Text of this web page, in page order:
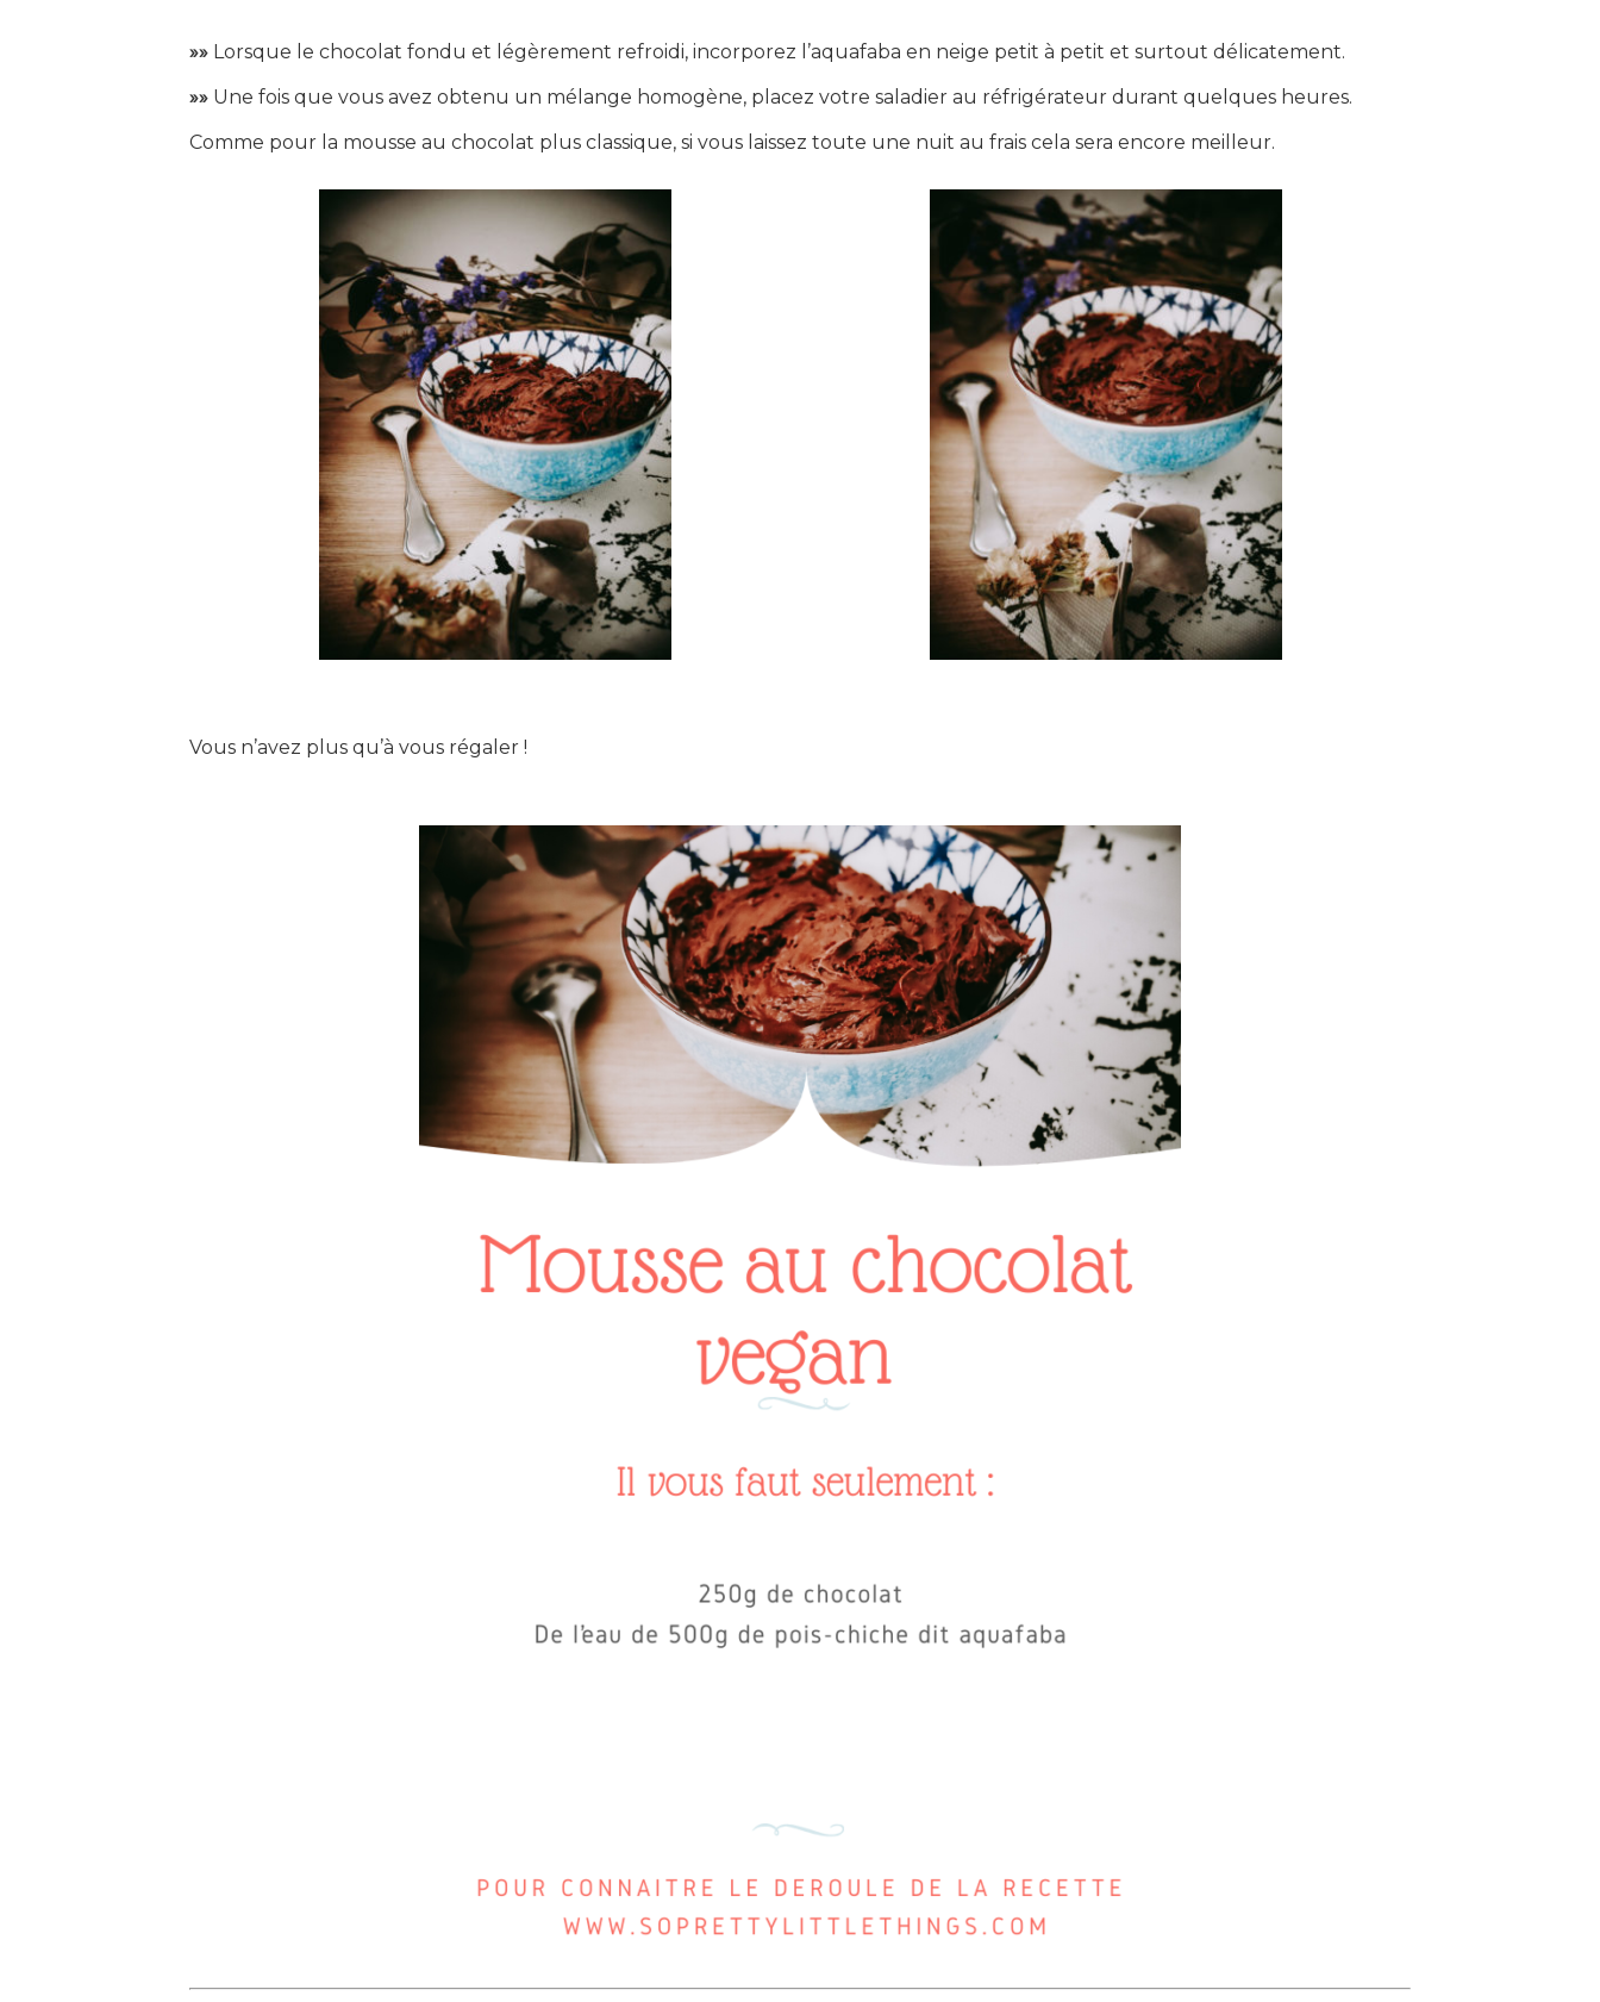
»» Lorsque le chocolat fondu et légèrement refroidi, incorporez l’aquafaba en neige petit à petit et surtout délicatement.
»» Une fois que vous avez obtenu un mélange homogène, placez votre saladier au réfrigérateur durant quelques heures.
Comme pour la mousse au chocolat plus classique, si vous laissez toute une nuit au frais cela sera encore meilleur.
Vous n’avez plus qu’à vous régaler !